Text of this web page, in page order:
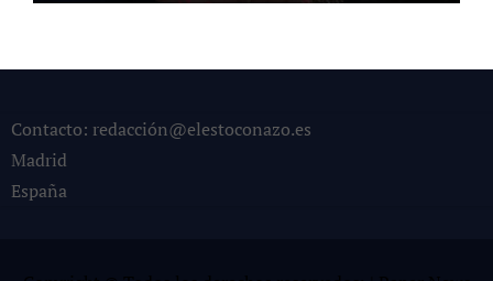
Contacto: redacción@elestoconazo.es
Madrid
España